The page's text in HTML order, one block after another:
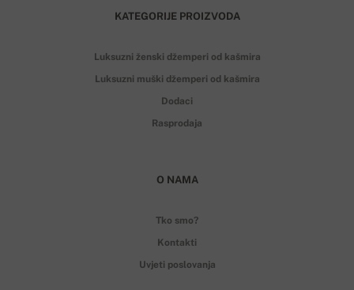
KATEGORIJE PROIZVODA
Luksuzni ženski džemperi od kašmira
Luksuzni muški džemperi od kašmira
Dodaci
Rasprodaja
O NAMA
Tko smo?
Kontakti
Uvjeti poslovanja